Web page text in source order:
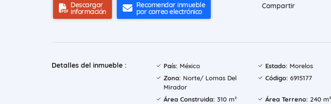
Descargar
información
Recomendar inmueble
por correo electrónico
Compartir
Detalles del inmueble : País: México Estado: Morelos
Zona: Norte/ Lomas Del
Mirador
Código: 6915177
Área Construida: 310 m² Área Terreno: 240 m²